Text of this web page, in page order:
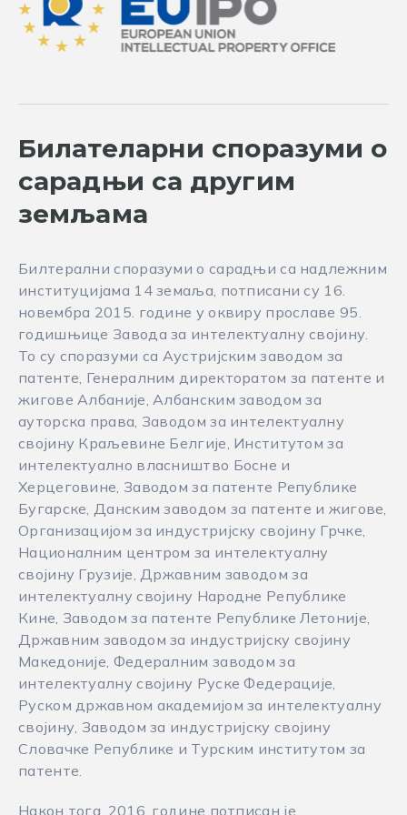
Билателарни споразуми о
сарадњи са другим
земљама
Билтерални споразуми о сарадњи са надлежним
институцијама 14 земаља, потписани су 16.
новембра 2015. године у оквиру прославе 95.
годишњице Завода за интелектуалну својину.
То су споразуми са Аустријским заводом за
патенте, Генералним директоратом за патенте и
жигове Албаније, Албанским заводом за
ауторска права, Заводом за интелектуалну
својину Краљевине Белгије, Институтом за
интелектуално власништво Босне и
Херцеговине, Заводом за патенте Републике
Бугарске, Данским заводом за патенте и жигове,
Организацијом за индустријску својину Грчке,
Националним центром за интелектуалну
својину Грузије, Државним заводом за
интелектуалну својину Народне Републике
Кине, Заводом за патенте Републике Летоније,
Државним заводом за индустријску својину
Македоније, Федералним заводом за
интелектуалну својину Руске Федерације,
Руском државном академијом за интелектуалну
својину, Заводом за индустријску својину
Словачке Републике и Турским институтом за
патенте.
Након тога, 2016. године потписан је